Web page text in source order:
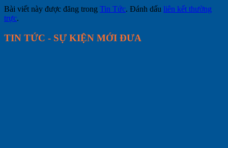
Bài viết này được đăng trong Tin Tức. Đánh dấu liên kết thường
trực.
TIN TỨC - SỰ KIỆN MỚI ĐƯA